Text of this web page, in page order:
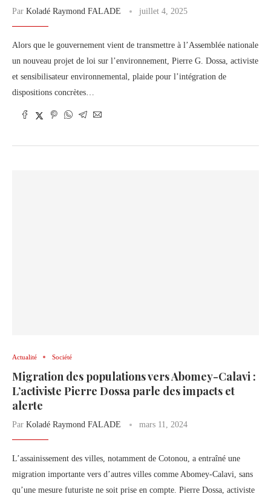
Par Koladé Raymond FALADE juillet 4, 2025
Alors que le gouvernement vient de transmettre à l’Assemblée nationale
un nouveau projet de loi sur l’environnement, Pierre G. Dossa, activiste
et sensibilisateur environnemental, plaide pour l’intégration de
dispositions concrètes…
Actualité Société
Migration des populations vers Abomey-Calavi :
L’activiste Pierre Dossa parle des impacts et
alerte
Par Koladé Raymond FALADE mars 11, 2024
L’assainissement des villes, notamment de Cotonou, a entraîné une
migration importante vers d’autres villes comme Abomey-Calavi, sans
qu’une mesure futuriste ne soit prise en compte. Pierre Dossa, activiste